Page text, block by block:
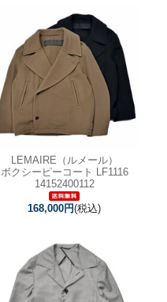
LEMAIRE（ルメール）
ボクシーピーコート LF1116
14152400112
168,000円(税込)